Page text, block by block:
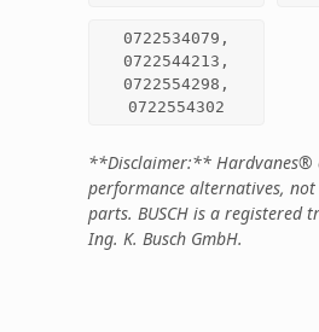
0722534079,
0722544213,
0722554298,
0722554302
**Disclaimer:** Hardvanes®
performance alternatives, not
parts. BUSCH is a registered
Ing. K. Busch GmbH.